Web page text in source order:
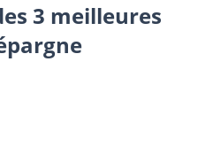
3 meilleures